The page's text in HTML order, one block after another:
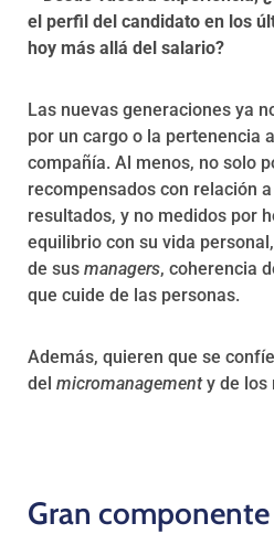
el perfil del candidato en los
hoy más allá del salario?
Las nuevas generaciones ya
por un cargo o la pertenencia
compañía. Al menos, no solo
recompensados con relación
resultados, y no medidos por
equilibrio con su vida
de sus managers, coherencia
que cuide de las personas.
Además, quieren que se
del micromanagementy de los
Gran